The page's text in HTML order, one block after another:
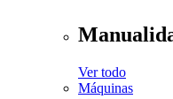
Ver todo
Máquinas